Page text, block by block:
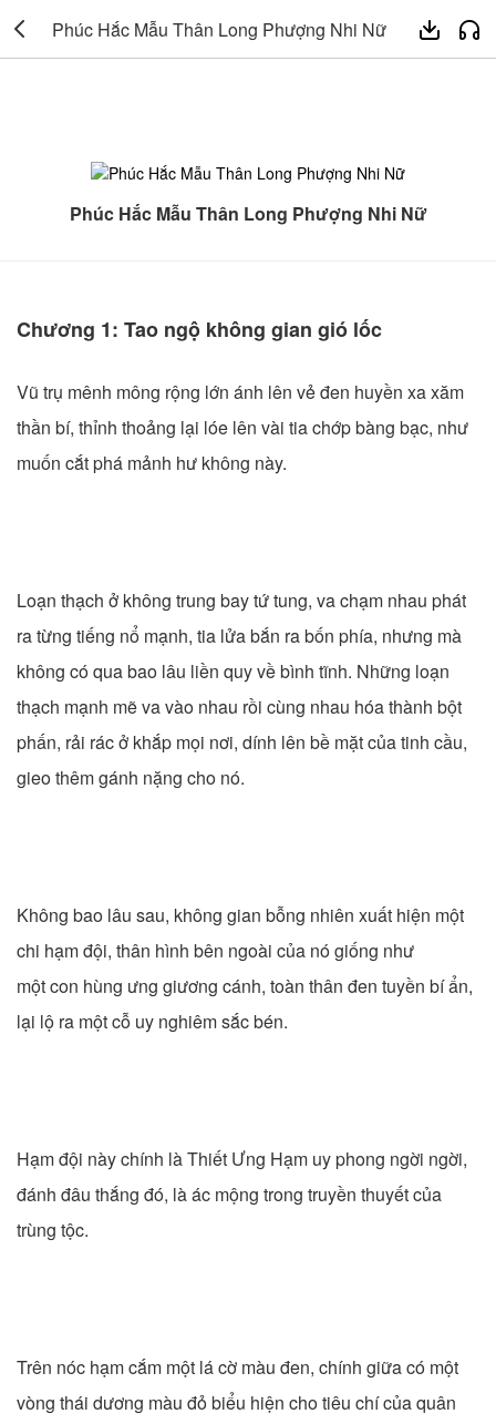
 Phúc Hắc Mẫu Thân Long Phượng Nhi Nữ  
Phúc Hắc Mẫu Thân Long Phượng Nhi Nữ
Chương 1: Tao ngộ không gian gió lốc
Vũ trụ mênh mông rộng lớn ánh lên vẻ đen huyền xa xăm
thần bí, thỉnh thoảng lại lóe lên vài tia chớp bàng bạc, như
muốn cắt phá mảnh hư không này.
Loạn thạch ở không trung bay tứ tung, va chạm nhau phát
ra từng tiếng nổ mạnh, tia lửa bắn ra bốn phía, nhưng mà
không có qua bao lâu liền quy về bình tĩnh. Những loạn
thạch mạnh mẽ va vào nhau rồi cùng nhau hóa thành bột
phấn, rải rác ở khắp mọi nơi, dính lên bề mặt của tinh cầu,
gieo thêm gánh nặng cho nó.
Không bao lâu sau, không gian bỗng nhiên xuất hiện một
chi hạm đội, thân hình bên ngoài của nó giống như
một con hùng ưng giương cánh, toàn thân đen tuyền bí ẩn,
lại lộ ra một cỗ uy nghiêm sắc bén.
Hạm đội này chính là Thiết Ưng Hạm uy phong ngời ngời,
đánh đâu thắng đó, là ác mộng trong truyền thuyết của
trùng tộc.
Trên nóc hạm cắm một lá cờ màu đen, chính giữa có một
vòng thái dương màu đỏ biểu hiện cho tiêu chí của quân